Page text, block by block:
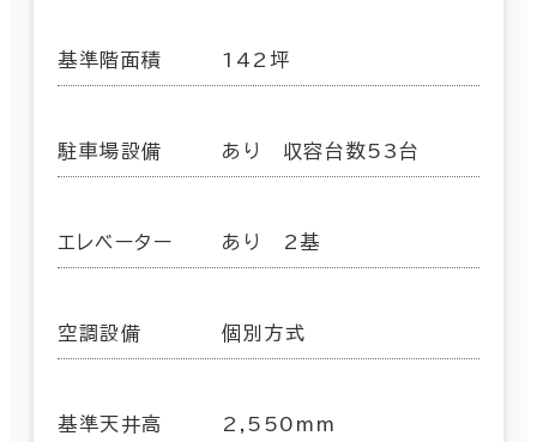
基準階面積 142坪
駐車場設備 あり 収容台数53台
エレベーター あり 2基
空調設備 個別方式
基準天井高 2,550mm